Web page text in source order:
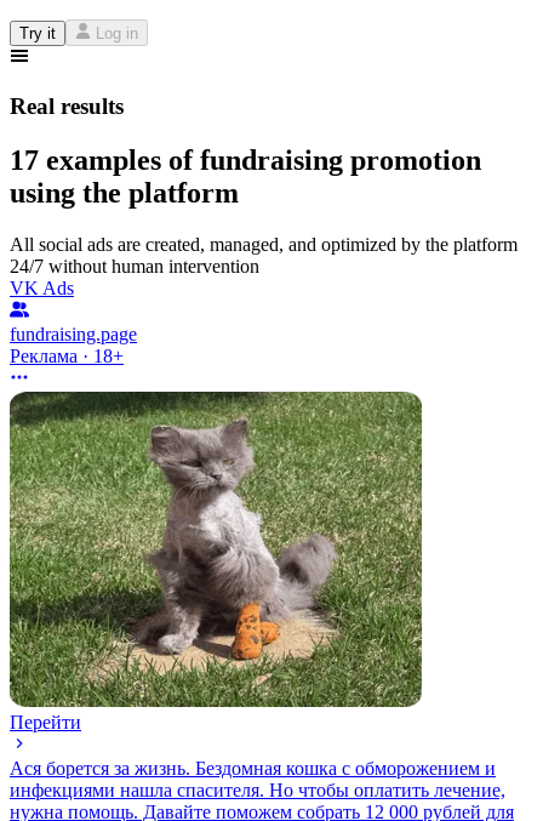
Try it Log in
Real results
17 examples of fundraising promotion
using the platform
All social ads are created, managed, and optimized by the platform
24/7 without human intervention
VK Ads
fundraising.page
Реклама · 18+
Перейти
Ася борется за жизнь. Бездомная кошка с обморожением и
инфекциями нашла спасителя. Но чтобы оплатить лечение,
нужна помощь. Давайте поможем собрать 12 000 рублей для